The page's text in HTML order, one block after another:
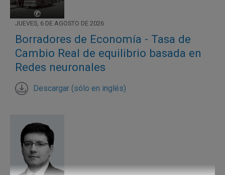
JUEVES, 6 DE AGOSTO DE 2026
Borradores de Economía - Tasa de
Cambio Real de equilibrio basada en
Redes neuronales
Descargar (sólo en inglés)